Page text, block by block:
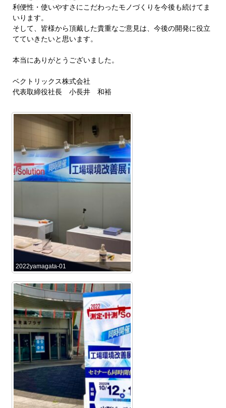
利便性・使いやすさにこだわったモノづくりを今後も続けてま
いります。
そして、皆様から頂戴した貴重なご意見は、今後の開発に役立
てていきたいと思います。
本当にありがとうございました。
ベクトリックス株式会社
代表取締役社長 小長井 和裕
2022yamagata-01